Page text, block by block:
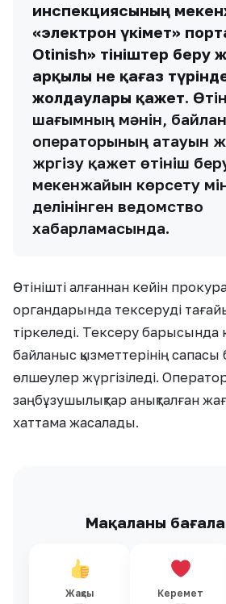
инспекциясының
«электрон үкімет»
Оtinish» өтініштер беру
арқылы не қағаз
жолдаулары қажет.
шағымның мәнін,
операторының атауын
жүргізу қажет өтініш
мекенжайын көрсету
делінінген ведомство
хабарламасында.
Өтінішті алғаннан кейін
органдарында тексеруді
тіркеледі. Тексеру барысында
байланыс қызметтерінің
өлшеулер жүргізіледі.
заңбұзушылықтар анықталған
хаттама жасалады.
Мақаланы
Жақсы Керемет